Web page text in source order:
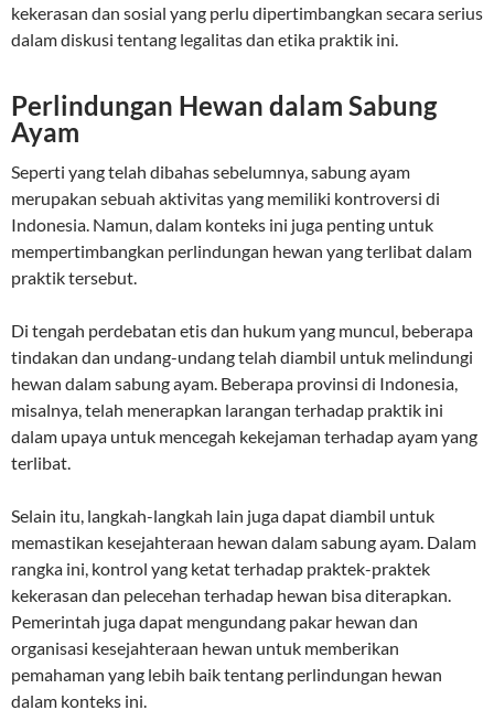
kekerasan dan sosial yang perlu dipertimbangkan secara serius
dalam diskusi tentang legalitas dan etika praktik ini.
Perlindungan Hewan dalam Sabung
Ayam
Seperti yang telah dibahas sebelumnya, sabung ayam
merupakan sebuah aktivitas yang memiliki kontroversi di
Indonesia. Namun, dalam konteks ini juga penting untuk
mempertimbangkan perlindungan hewan yang terlibat dalam
praktik tersebut.
Di tengah perdebatan etis dan hukum yang muncul, beberapa
tindakan dan undang-undang telah diambil untuk melindungi
hewan dalam sabung ayam. Beberapa provinsi di Indonesia,
misalnya, telah menerapkan larangan terhadap praktik ini
dalam upaya untuk mencegah kekejaman terhadap ayam yang
terlibat.
Selain itu, langkah-langkah lain juga dapat diambil untuk
memastikan kesejahteraan hewan dalam sabung ayam. Dalam
rangka ini, kontrol yang ketat terhadap praktek-praktek
kekerasan dan pelecehan terhadap hewan bisa diterapkan.
Pemerintah juga dapat mengundang pakar hewan dan
organisasi kesejahteraan hewan untuk memberikan
pemahaman yang lebih baik tentang perlindungan hewan
dalam konteks ini.